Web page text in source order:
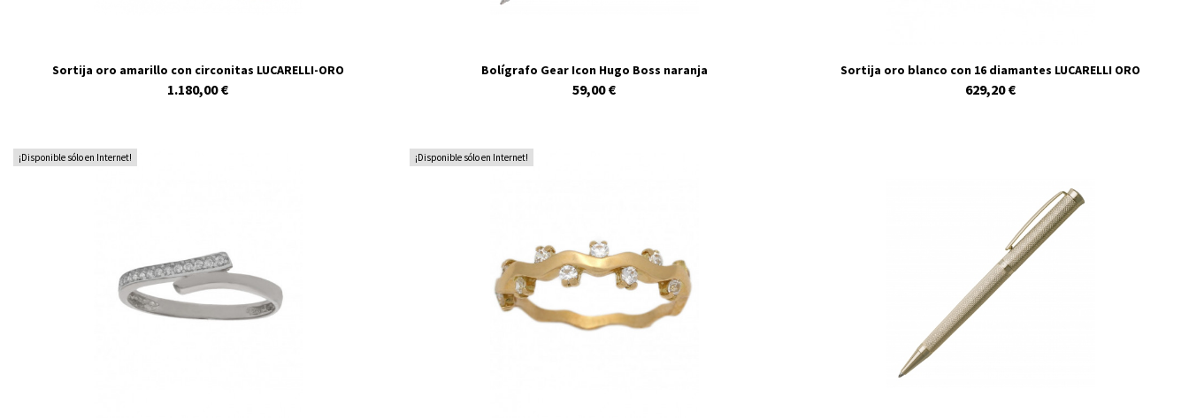
Sortija oro amarillo con circonitas LUCARELLI-ORO
1.180,00 €
Bolígrafo Gear Icon Hugo Boss naranja
59,00 €
Sortija oro blanco con 16 diamantes LUCARELLI ORO
629,20 €
¡Disponible sólo en Internet! ¡Disponible sólo en Internet!